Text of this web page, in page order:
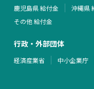
鹿児島県 給付金
沖縄県
その他 給付金
行政・外部団体
経済産業省 中小企業庁